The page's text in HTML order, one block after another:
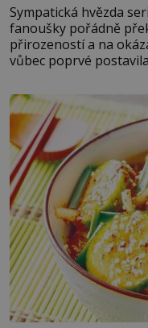
Sympatická hvězda
fanoušky pořádně
přirozeností a na
vůbec poprvé